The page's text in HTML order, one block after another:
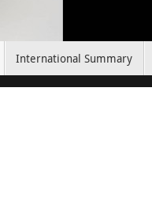
International Summary